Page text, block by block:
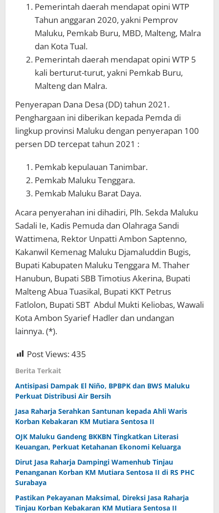
Pemerintah daerah mendapat opini WTP
Tahun anggaran 2020, yakni Pemprov
Maluku, Pemkab Buru, MBD, Malteng, Malra
dan Kota Tual.
Pemerintah daerah mendapat opini WTP 5
kali berturut-turut, yakni Pemkab Buru,
Malteng dan Malra.
Penyerapan Dana Desa (DD) tahun 2021.
Penghargaan ini diberikan kepada Pemda di
lingkup provinsi Maluku dengan penyerapan 100
persen DD tercepat tahun 2021 :
Pemkab kepulauan Tanimbar.
Pemkab Maluku Tenggara.
Pemkab Maluku Barat Daya.
Acara penyerahan ini dihadiri, Plh. Sekda Maluku
Sadali Ie, Kadis Pemuda dan Olahraga Sandi
Wattimena, Rektor Unpatti Ambon Saptenno,
Kakanwil Kemenag Maluku Djamaluddin Bugis,
Bupati Kabupaten Maluku Tenggara M. Thaher
Hanubun, Bupati SBB Timotius Akerina, Bupati
Malteng Abua Tuasikal, Bupati KKT Petrus
Fatlolon, Bupati SBT Abdul Mukti Keliobas, Wawali
Kota Ambon Syarief Hadler dan undangan
lainnya. (*).
Post Views:435
Berita Terkait
Antisipasi Dampak El Niño, BPBPK dan BWS Maluku
Perkuat Distribusi Air Bersih
Jasa Raharja Serahkan Santunan kepada Ahli Waris
Korban Kebakaran KM Mutiara Sentosa II
OJK Maluku Gandeng BKKBN Tingkatkan Literasi
Keuangan, Perkuat Ketahanan Ekonomi Keluarga
Dirut Jasa Raharja Dampingi Wamenhub Tinjau
Penanganan Korban KM Mutiara Sentosa II di RS PHC
Surabaya
Pastikan Pekayanan Maksimal, Direksi Jasa Raharja
Tinjau Korban Kebakaran KM Mutiara Sentosa II